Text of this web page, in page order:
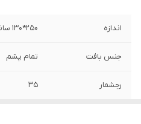
اندازه 250*130 سانتی متر
جنس بافت تمام پشم
رجشمار 35